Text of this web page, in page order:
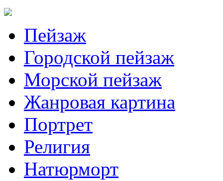
Пейзаж
Городской пейзаж
Морской пейзаж
Жанровая картина
Портрет
Религия
Натюрморт